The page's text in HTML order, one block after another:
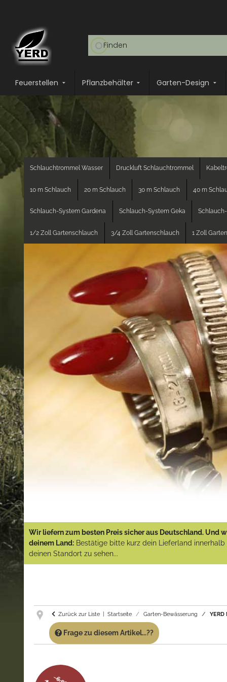
Feuerstellen Pflanzbehälter Garten-Design
Schlauchtrommel Wasser Druckluft Schlauchtrommel
10 m Schlauch 20 m Schlauch 30 m Schlauch 40 m
Schlauch-System Gardena Schlauch-System Geka
1/2 Zoll Gartenschlauch 3/4 Zoll Gartenschlauch 1 Zoll
Wir liefern zum besten Preis sicher aus Deutschland. Und
deinem Land: Bestätige bitte kurz dein Lieferland
deinen Standort zu sehen...
Zurück zur Liste Startseite Garten-Bewässerung
Frage zu diesem Artikel...??